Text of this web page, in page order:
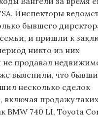
Инспекторы
бывшего
и пришли к
никто из них
не продавал
выяснили, что
несколько сделок
включая продажу таких
BMW 740 LI, Toyota